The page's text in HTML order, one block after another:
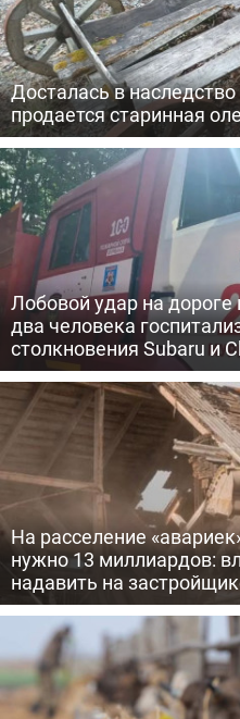
Досталась в
продается старинная
Лобовой удар на
два человека
столкновения Subaru и
На расселение
нужно 13 миллиардов:
надавить на